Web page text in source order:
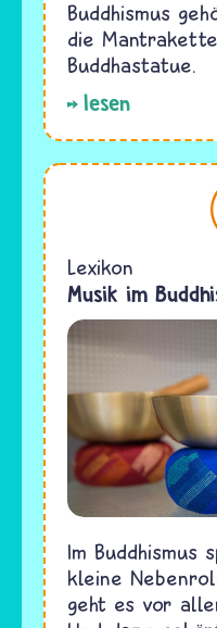
Buddhismus
die
Buddhastatue.
lesen
Buddhismus
Lexikon
Musik im
Im Buddhismus
kleine
geht es vor